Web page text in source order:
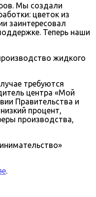
Мы создали
цветок из
заинтересовал
Теперь наши
жидкого
требуются
центра «Мой
Правительства и
процент,
производства,
.